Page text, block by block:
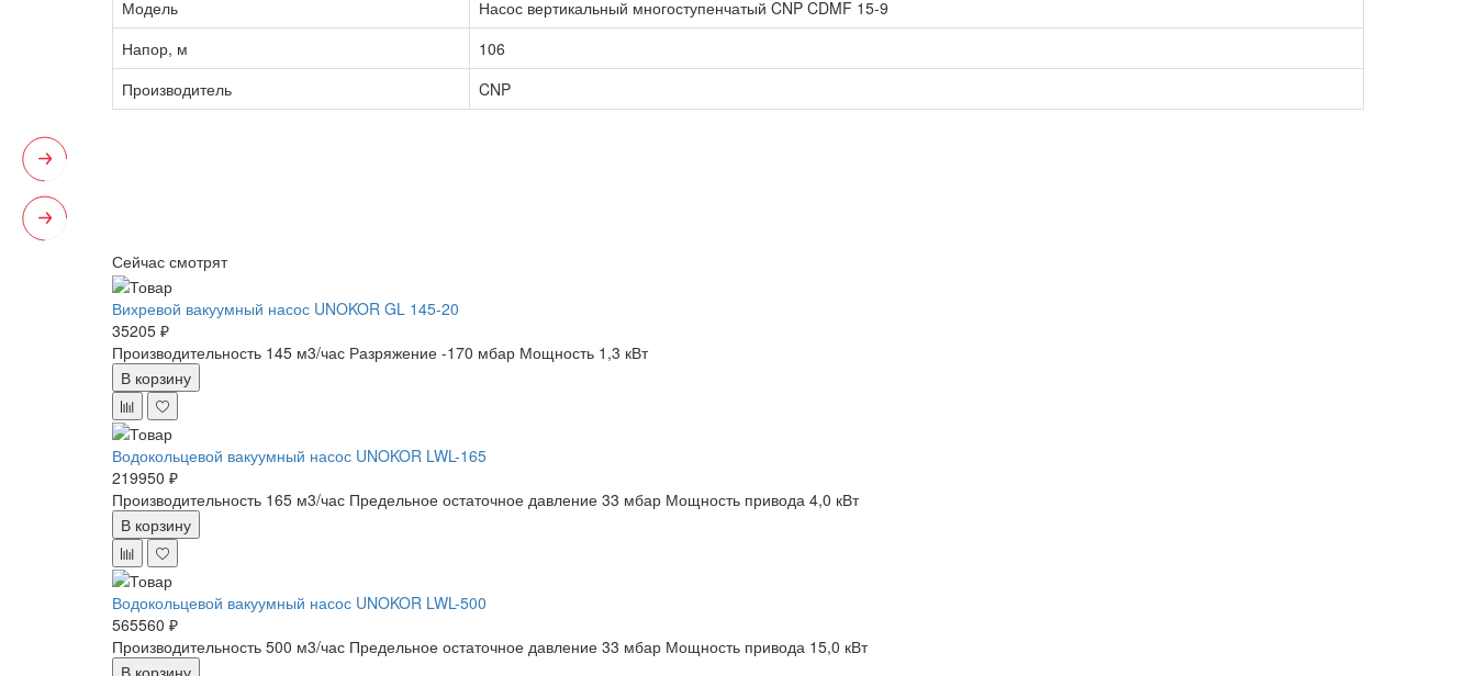
Модель
Насос вертикальный многоступенчатый CNP CDMF 15-9
Напор, м
106
Производитель
CNP
Сейчас смотрят
Вихревой вакуумный насос UNOKOR GL 145-20
35205 ₽
Производительность 145 м3/час Разряжение -170 мбар Мощность 1,3 кВт
В корзину
Водокольцевой вакуумный насос UNOKOR LWL-165
219950 ₽
Производительность 165 м3/час Предельное остаточное давление 33 мбар Мощность привода 4,0 кВт
В корзину
Водокольцевой вакуумный насос UNOKOR LWL-500
565560 ₽
Производительность 500 м3/час Предельное остаточное давление 33 мбар Мощность привода 15,0 кВт